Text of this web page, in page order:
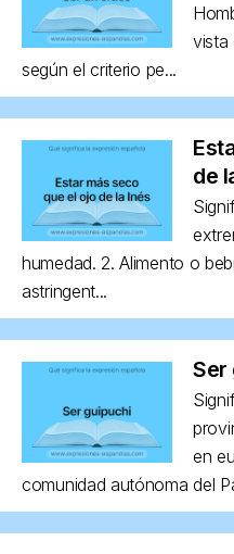
vista
según el criterio pe...
de
humedad. 2. Alimento o
astringent...
Ser
en
comunidad autónoma del